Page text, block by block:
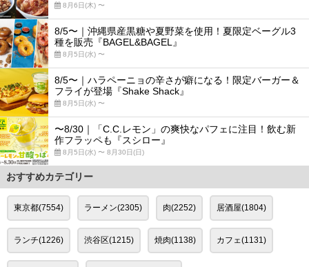
8月6日(木) 〜
8/5〜｜沖縄県産黒糖や夏野菜を使用！夏限定ベーグル3
種を販売『BAGEL&BAGEL』
8月5日(水) 〜
8/5〜｜ハラペーニョの辛さが癖になる！限定バーガー＆
フライが登場『Shake Shack』
8月5日(水) 〜
〜8/30｜「C.C.レモン」の爽快なパフェに注目！飲む新
作フラッペも『スシロー』
8月5日(水) 〜 8月30日(日)
おすすめカテゴリー
東京都(7554) ラーメン(2305) 肉(2252) 居酒屋(1804)
ランチ(1226) 渋谷区(1215) 焼肉(1138) カフェ(1131)